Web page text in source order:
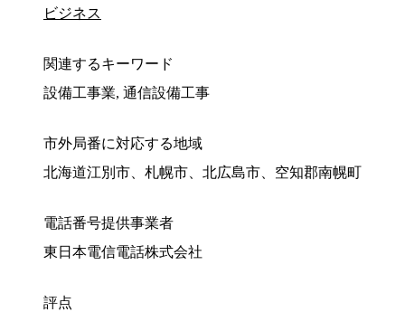
ビジネス
関連するキーワード
設備工事業, 通信設備工事
市外局番に対応する地域
北海道江別市、札幌市、北広島市、空知郡南幌町
電話番号提供事業者
東日本電信電話株式会社
評点